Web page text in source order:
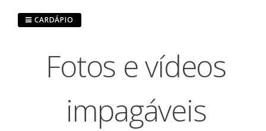
Fotos e vídeos
impagáveis
CARDÁPIO